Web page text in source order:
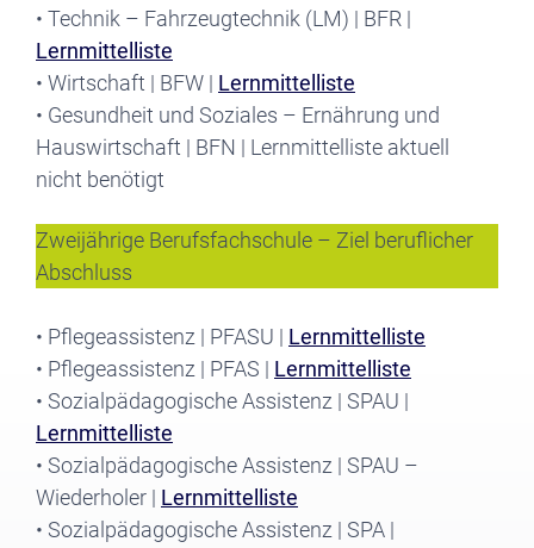
• Technik – Fahrzeugtechnik (LM) | BFR |
Lernmittelliste
• Wirtschaft | BFW | Lernmittelliste
• Gesundheit und Soziales – Ernährung und
Hauswirtschaft | BFN | Lernmittelliste aktuell
nicht benötigt
Zweijährige Berufsfachschule – Ziel beruflicher
Abschluss
• Pflegeassistenz | PFASU | Lernmittelliste
• Pflegeassistenz | PFAS | Lernmittelliste
• Sozialpädagogische Assistenz | SPAU |
Lernmittelliste
• Sozialpädagogische Assistenz | SPAU –
Wiederholer | Lernmittelliste
• Sozialpädagogische Assistenz | SPA |